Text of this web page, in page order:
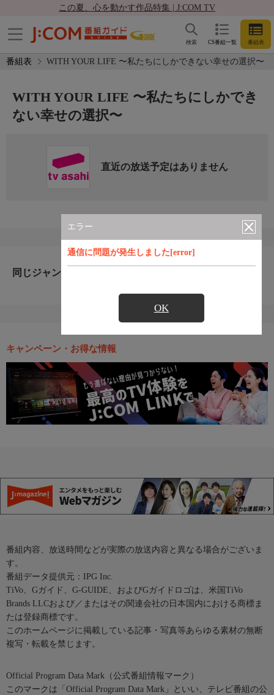
この夏、心を動かす作品特集 | J:COM TV
CS番組一覧 番組表
検索
番組表 WITH YOUR LIFE 〜私たちにしかできない幸せの選択〜
エラー
通信に問題が発生しました[error]
OK
WITH YOUR LIFE 〜私たちにしかでき
ない幸せの選択〜
直近の放送予定はありません
同じジャンルのおすすめ番組
キャンペーン・お得な情報
番組内容、放送時間などが実際の放送内容と異なる場合がございま
す。
番組データ提供元：IPG Inc.
TiVo、Gガイド、G-GUIDE、およびGガイドロゴは、米国TiVo
Brands LLCおよび／またはその関連会社の日本国内における商標ま
たは登録商標です。
このホームページに掲載している記事・写真等あらゆる素材の無断
複写・転載を禁じます。
Official Program Data Mark（公式番組情報マーク）
このマークは「Official Program Data Mark」といい、テレビ番組の公